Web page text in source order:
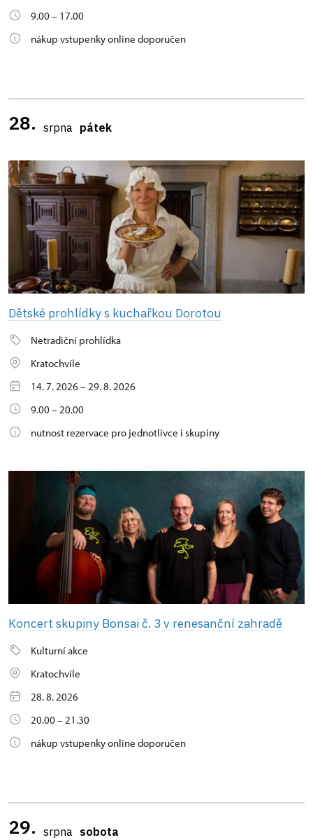
9.00 – 17.00
nákup vstupenky online doporučen
28. srpna pátek
Dětské prohlídky s kuchařkou Dorotou
Netradiční prohlídka
Kratochvíle
14. 7. 2026 – 29. 8. 2026
9.00 – 20.00
nutnost rezervace pro jednotlivce i skupiny
Koncert skupiny Bonsai č. 3 v renesanční zahradě
Kulturní akce
Kratochvíle
28. 8. 2026
20.00 – 21.30
nákup vstupenky online doporučen
29. srpna sobota